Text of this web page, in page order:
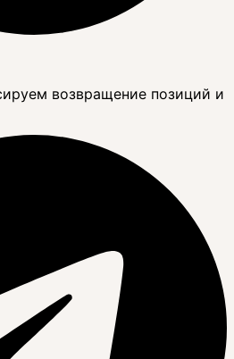
возвращение позиций и